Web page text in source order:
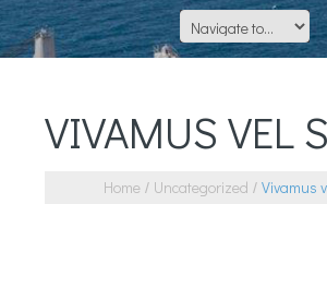
VIVAMUS VEL
Home Uncategorized Vivamus